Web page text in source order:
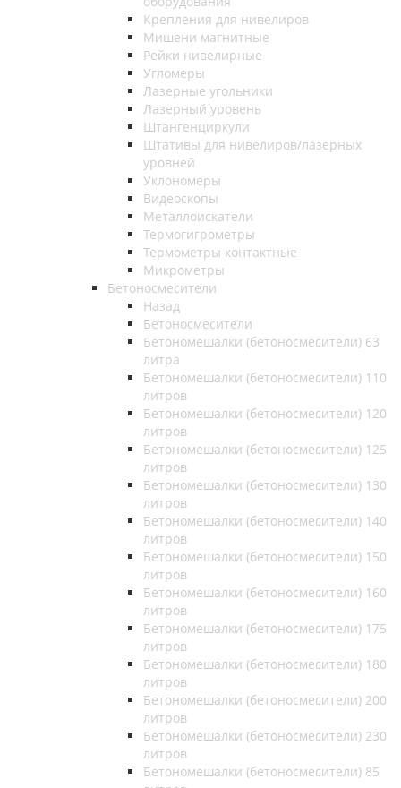
Крепления для нивелиров
Мишени магнитные
Рейки нивелирные
Угломеры
Лазерные угольники
Лазерный уровень
Штангенциркули
Штативы для нивелиров/лазерных
уровней
Уклономеры
Видеоскопы
Металлоискатели
Термогигрометры
Термометры контактные
Микрометры
Бетоносмесители
Назад
Бетоносмесители
Бетономешалки (бетоносмесители) 63
литра
Бетономешалки (бетоносмесители) 110
литров
Бетономешалки (бетоносмесители) 120
литров
Бетономешалки (бетоносмесители) 125
литров
Бетономешалки (бетоносмесители) 130
литров
Бетономешалки (бетоносмесители) 140
литров
Бетономешалки (бетоносмесители) 150
литров
Бетономешалки (бетоносмесители) 160
литров
Бетономешалки (бетоносмесители) 175
литров
Бетономешалки (бетоносмесители) 180
литров
Бетономешалки (бетоносмесители) 200
литров
Бетономешалки (бетоносмесители) 230
литров
Бетономешалки (бетоносмесители) 85